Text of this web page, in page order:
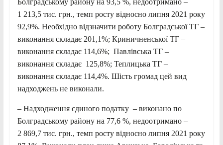
Болградському району на 93,5 %, недоотримано –
1 213,5 тис. грн., темп росту відносно липня 2021 року
92,9%. Необхідно відзначити роботу Болградської ТГ –
виконання складає 201,1%; Криничненської ТГ –
виконання складає 114,6%; Павлівська ТГ –
виконання складає 125,8%; Теплицька ТГ –
виконання складає 114,4%. Шість громад цей вид
надходжень не виконали.
– Надходження єдиного податку – виконано по
Болградському району на 77,6 %, недоотримано –
2 869,7 тис. грн., темп росту відносно липня 2021 року